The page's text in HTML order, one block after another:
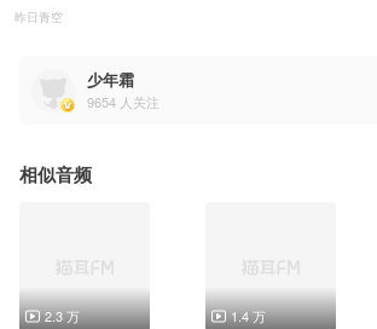
昨日青空
曲 : 钱雷
就像 被时间的手 擦模糊的画
我们啊 各自要去哪
带着温柔 又想起你啊
少年霜
9654 人关注
相似音频
2.3 万 1.4 万